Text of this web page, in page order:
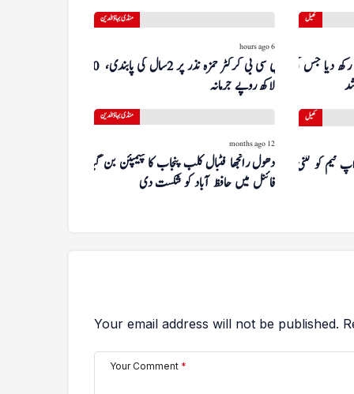
منڈی بہاؤالدین
6 hours ago
پی سی بی کرکٹر حمزہ نذر پر 2 سال کی پابندی، 10
لاکھ روپے جرمانہ
کھیل
دیا جس کی وجہ
منڈی بہاؤالدین
12 months ago
دھول رانجھا فٹبال کلب پنجاب کا چیمپئن بن گیا۔
فائنل میں حافظ آباد کو شکست دی
کھیل
رنر اپ ٹیم کو کتنی
Your email address will not be published.
Your Comment *